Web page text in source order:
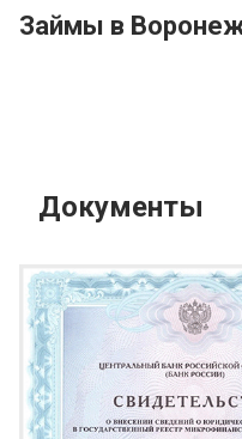
Займы в
Документы